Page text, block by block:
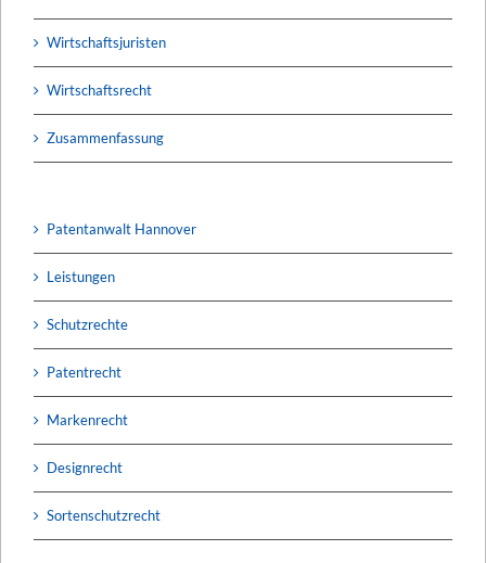
Wirtschaftsjuristen
Wirtschaftsrecht
Zusammenfassung
Patentanwalt Hannover
Leistungen
Schutzrechte
Patentrecht
Markenrecht
Designrecht
Sortenschutzrecht